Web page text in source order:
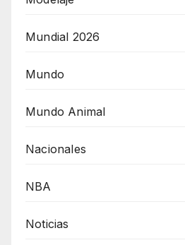
Mundial 2026
Mundo
Mundo Animal
Nacionales
NBA
Noticias